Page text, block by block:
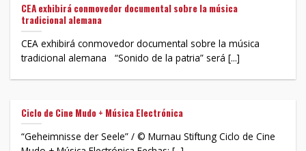
CEA exhibirá conmovedor documental sobre la música
tradicional alemana
CEA exhibirá conmovedor documental sobre la música
tradicional alemana “Sonido de la patria” será [...]
Ciclo de Cine Mudo + Música Electrónica
“Geheimnisse der Seele” / © Murnau Stiftung Ciclo de Cine